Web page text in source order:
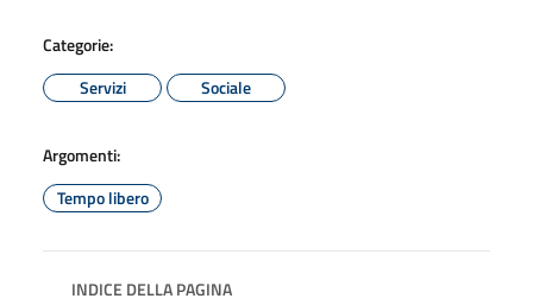
Categorie:
Servizi
Sociale
Argomenti:
Tempo libero
INDICE DELLA PAGINA